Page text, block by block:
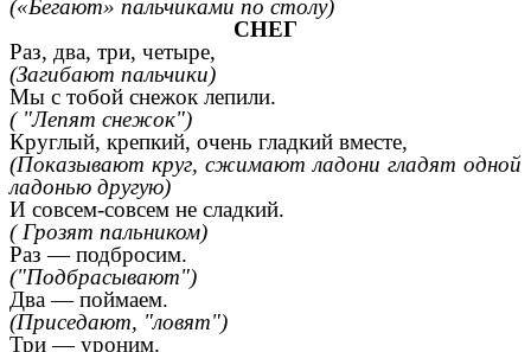
(«Бегают» пальчиками по столу)
СНЕГ
Раз, два, три, четыре,
(Загибают пальчики)
Мы с тобой снежок лепили.
( "Лепят снежок")
Круглый, крепкий, очень гладкий вместе,
(Показывают круг, сжимают ладони гладят одной
ладонью другую)
И совсем-совсем не сладкий.
( Грозят пальником)
Раз — подбросим.
("Подбрасывают")
Два — поймаем.
(Приседают, "ловят")
Три — уроним.